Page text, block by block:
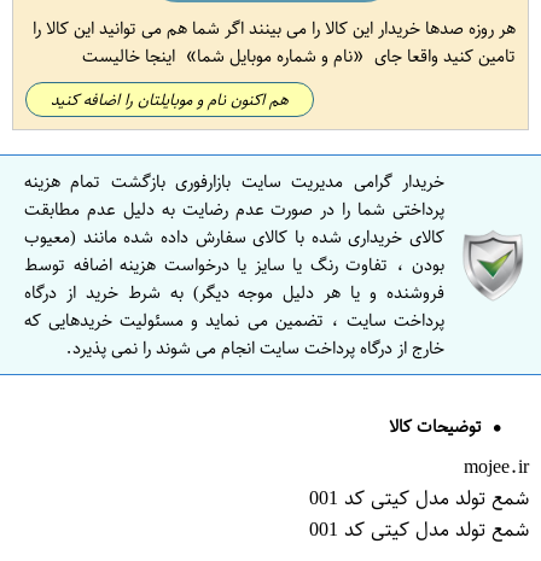
هر روزه صدها خریدار این کالا را می بینند اگر شما هم می توانید این کالا را
تامین کنید واقعا جای
نام و شماره موبایل شما اینجا خالیست
هم اکنون نام و موبایلتان را اضافه کنید
خریدار گرامی مدیریت سایت بازارفوری بازگشت تمام هزینه
پرداختی شما را در صورت عدم رضایت به دلیل عدم مطابقت
کالای خریداری شده با کالای سفارش داده شده مانند (معیوب
بودن ، تفاوت رنگ یا سایز یا درخواست هزینه اضافه توسط
فروشنده و یا هر دلیل موجه دیگر) به شرط خرید از درگاه
پرداخت سایت ، تضمین می نماید و مسئولیت خریدهایی که
خارج از درگاه پرداخت سایت انجام می شوند را نمی پذیرد.
توضیحات کالا
mojee.ir
شمع تولد مدل کیتی کد 001
شمع تولد مدل کیتی کد 001